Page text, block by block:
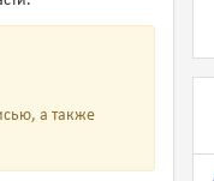
а также